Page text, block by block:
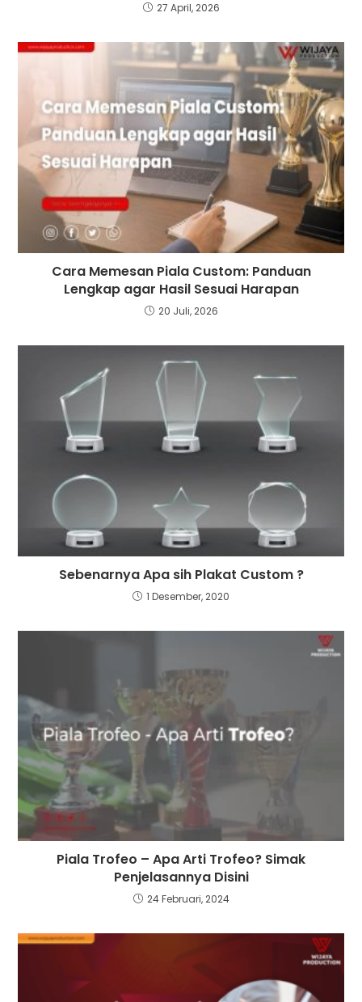
27 April, 2026
Cara Memesan Piala Custom: Panduan
Lengkap agar Hasil Sesuai Harapan
20 Juli, 2026
Sebenarnya Apa sih Plakat Custom ?
1 Desember, 2020
Piala Trofeo – Apa Arti Trofeo? Simak
Penjelasannya Disini
24 Februari, 2024